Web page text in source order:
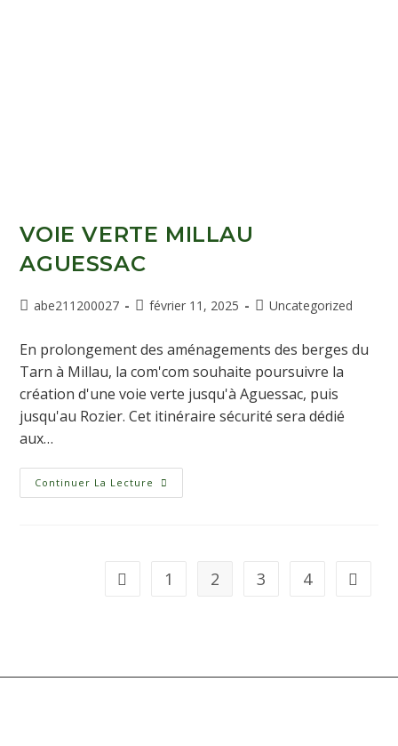
VOIE VERTE MILLAU
AGUESSAC
abe211200027 février 11, 2025 Uncategorized
En prolongement des aménagements des berges du
Tarn à Millau, la com'com souhaite poursuivre la
création d'une voie verte jusqu'à Aguessac, puis
jusqu'au Rozier. Cet itinéraire sécurité sera dédié
aux…
Continuer La Lecture
1 2 3 4